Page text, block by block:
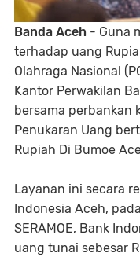
Banda Aceh - Guna
terhadap uang
Olahraga Nasional
Kantor Perwakilan
bersama perbankan
Penukaran Uang
Rupiah Di Bumoe
Layanan ini secara
Indonesia Aceh,
SERAMOE, Bank
uang tunai sebesar